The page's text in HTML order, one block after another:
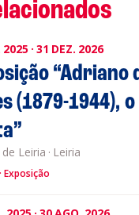
2025 · 31 DEZ. 2026
“Adriano
(1879-1944),
Leiria · Leiria
Exposição